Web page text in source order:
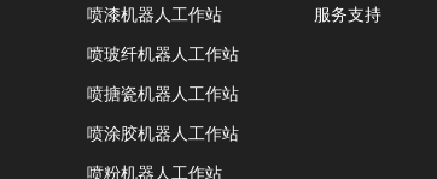
喷漆机器人工作站
喷玻纤机器人工作站
喷搪瓷机器人工作站
喷涂胶机器人工作站
喷粉机器人工作站
服务支持